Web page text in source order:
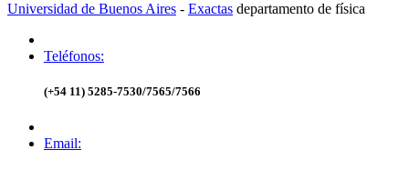
Universidad de Buenos Aires - Exactas departamento de física
Teléfonos:
(+54 11) 5285-7530/7565/7566
Email: